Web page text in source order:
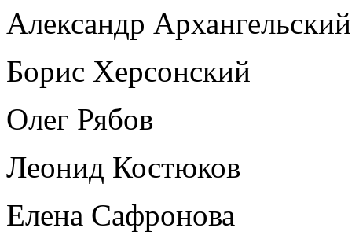
Александр Архангельский
Борис Херсонский
Олег Рябов
Леонид Костюков
Елена Сафронова